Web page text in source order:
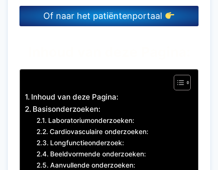
Of naar het patiëntenportaal
Inhoud van deze Pagina:
Basisonderzoeken:
Laboratoriumonderzoeken:
Cardiovasculaire onderzoeken:
Longfunctieonderzoek:
Beeldvormende onderzoeken:
Aanvullende onderzoeken: